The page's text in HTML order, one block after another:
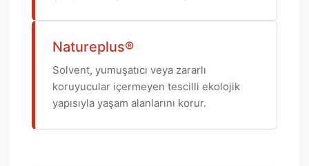
Natureplus®
Solvent, yumuşatıcı veya zararlı
koruyucular içermeyen tescilli ekolojik
yapısıyla yaşam alanlarını korur.